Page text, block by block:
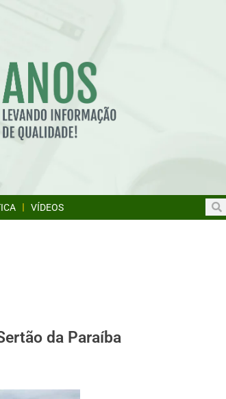
VÍDEOS
da Paraíba